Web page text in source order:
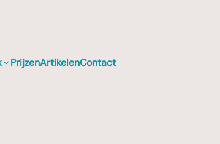
PrijzenArtikelenContact